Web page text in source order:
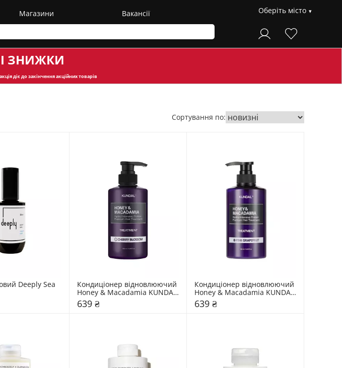
Магазини Вакансії Оберіть місто
ЗНИЖКИ
діє до закінчення акційних товарів
Сортування по:
Deeply Sea
Кондиціонер відновлюючий
Honey & Macadamia KUNDAL
"Cherry Blossom"
639 ₴
Кондиціонер відновлюючий
Honey & Macadamia KUNDAL
"Pink Grapefruit"
639 ₴